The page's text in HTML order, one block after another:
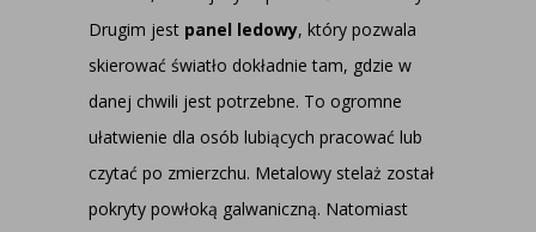
Drugim jest panel ledowy, który pozwala
skierować światło dokładnie tam, gdzie w
danej chwili jest potrzebne. To ogromne
ułatwienie dla osób lubiących pracować lub
czytać po zmierzchu. Metalowy stelaż został
pokryty powłoką galwaniczną. Natomiast